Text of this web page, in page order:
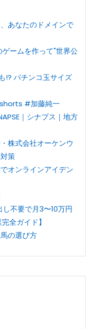
あなたのドメインで
ゲームを作って"世界公
!? パチンコ玉サイズ
#加藤純一
｜シナプス｜地方
株式会社オーケンウ
策
オンラインアイデン
し不要で月3〜10万円
全ガイド】
の選び方